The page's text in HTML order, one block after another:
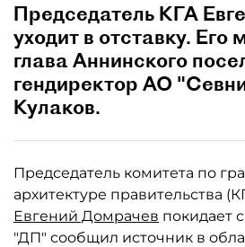
Председатель КГА
уходит в отставку. Его
глава Аннинского
гендиректор АО
Кулаков.
Председатель комитета по
архитектуре правительства
Евгений Домрачев покидает
"ДП" сообщил источник в